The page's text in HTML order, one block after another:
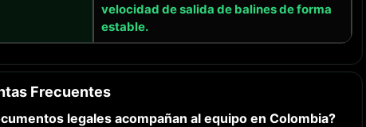
velocidad de salida de balines de forma
estable.
Frecuentes
legales acompañan al equipo en Colombia?